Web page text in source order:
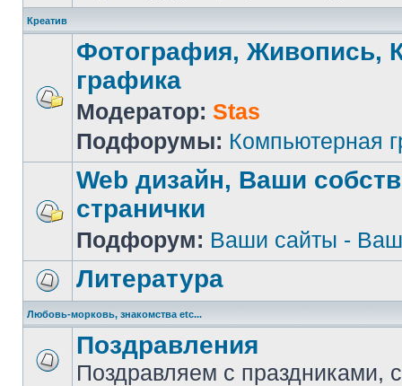
Креатив
Фотография, Живопись,
графика
Модератор: Stas
Подфорумы: Компьютерная
Web дизайн, Ваши
странички
Подфорум: Ваши сайты -
Литература
Любовь-морковь, знакомства etc...
Поздравления
Поздравляем с праздниками,